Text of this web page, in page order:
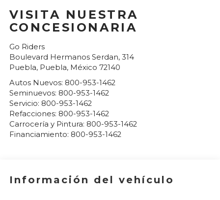
VISITA NUESTRA
CONCESIONARIA
Go Riders
Boulevard Hermanos Serdan, 314
Puebla, Puebla, México 72140
Autos Nuevos: 800-953-1462
Seminuevos: 800-953-1462
Servicio: 800-953-1462
Refacciones: 800-953-1462
Carrocería y Pintura: 800-953-1462
Financiamiento: 800-953-1462
Información del vehículo